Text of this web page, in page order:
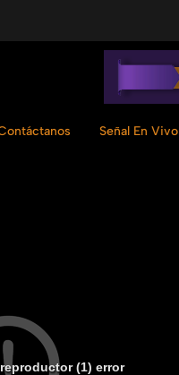
Señal En Vivo
(1) error